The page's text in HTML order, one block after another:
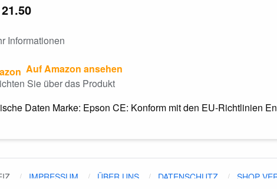
Informationen
Auf Amazon ansehen
Sie über das Produkt
Daten Marke: Epson CE: Konform mit den EU-Richtlinien
IMPRESSUM ÜBER UNS DATENSCHUTZ SHOP